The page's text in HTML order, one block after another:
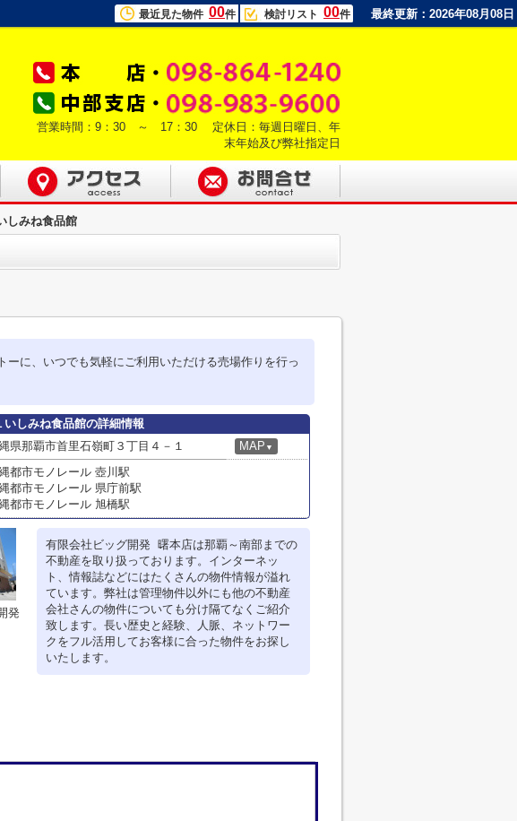
最近見た物件 00件 検討リスト 00件 最終更新：2026年08月08日
営業時間：9：30 ～ 17：30 定休日：毎週日曜日、年
末年始及び弊社指定日
しみね食品館
に、いつでも気軽にご利用いただける売場作りを行っ
いしみね食品館の詳細情報
県那覇市首里石嶺町３丁目４－１ MAP ▼
都市モノレール 壺川駅
都市モノレール 県庁前駅
都市モノレール 旭橋駅
発
有限会社ビッグ開発 曙本店は那覇～南部までの
不動産を取り扱っております。インターネッ
ト、情報誌などにはたくさんの物件情報が溢れ
ています。弊社は管理物件以外にも他の不動産
会社さんの物件についても分け隔てなくご紹介
致します。長い歴史と経験、人脈、ネットワー
クをフル活用してお客様に合った物件をお探し
いたします。